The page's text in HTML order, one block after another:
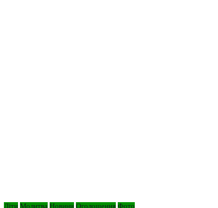
Діти Молитва Новини Оголошення Фото